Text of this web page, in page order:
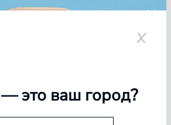
Оптика» - это более 100
это ваш город?